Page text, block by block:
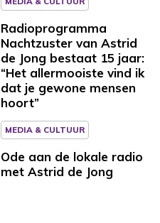
Radioprogramma
Nachtzuster van Astrid
de Jong bestaat 15 jaar:
“Het allermooiste vind ik
dat je gewone mensen
hoort”
MEDIA & CULTUUR
Ode aan de lokale radio
met Astrid de Jong